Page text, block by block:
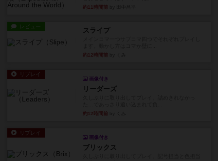
約11時間前
レビュー スライプ
約12時間前
リプレイ
画像付き
リーダーズ
約12時間前
リプレイ
画像付き
ブリックス